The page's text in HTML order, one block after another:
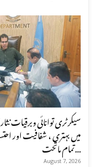
سیکرٹری توانائی وبرقیات
میں بہتری ، شفافیت اور
تمام ماتحت...
August 7, 2026